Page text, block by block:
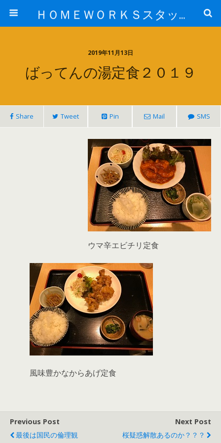
ＨＯＭＥＷＯＲＫＳスタッフ日記ブログ
2019年11月13日
ばってんの湯定食２０１９
Share Tweet Pin Mail SMS
ウマ辛エビチリ定食
風味豊かなからあげ定食
Previous Post
最後は国民の倫理観
Next Post
桜疑惑解散あるのか？？？